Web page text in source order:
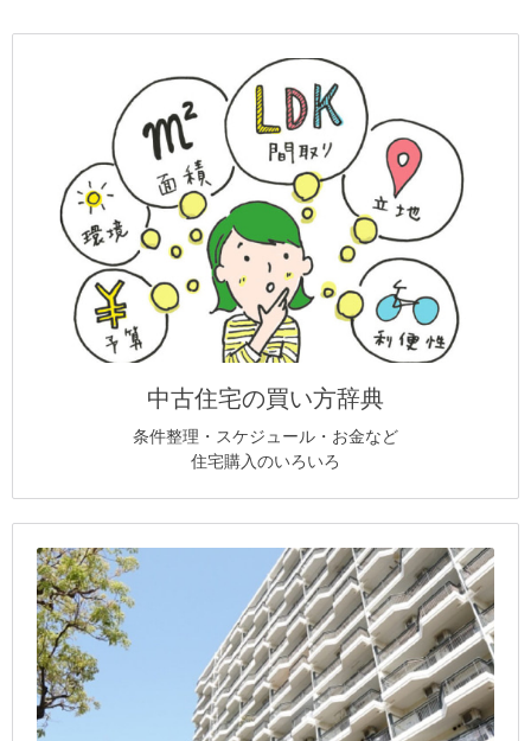
中古住宅の買い方辞典
条件整理・スケジュール・お金など
住宅購入のいろいろ